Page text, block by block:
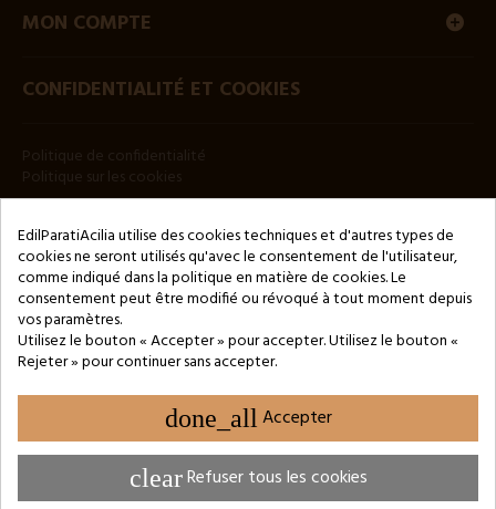
MON COMPTE
CONFIDENTIALITÉ ET COOKIES
Copyright © 2024 by 3Enne s.r.l.s. P.IVA/C.F.: 13466181008
Numéro d'enregistrement REA : RM-1449325 - Registre du
Commerce de Rome
Website Developed by M.Borzacchini - TestSide
EdilParatiAcilia utilise des cookies techniques et d'autres types de
cookies ne seront utilisés qu'avec le consentement de l'utilisateur,
comme indiqué dans la politique en matière de cookies. Le
consentement peut être modifié ou révoqué à tout moment depuis
vos paramètres.
Utilisez le bouton « Accepter » pour accepter. Utilisez le bouton «
Rejeter » pour continuer sans accepter.
done_all Accepter
clearRefuser tous les cookies